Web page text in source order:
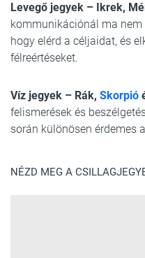
Levegő jegyek – Ikrek,
kommunikációnál ma
hogy elérd a céljaidat, és
félreértéseket.
Víz jegyek – Rák, Skorpió
felismerések és
során különösen érdemes
NÉZD MEG A